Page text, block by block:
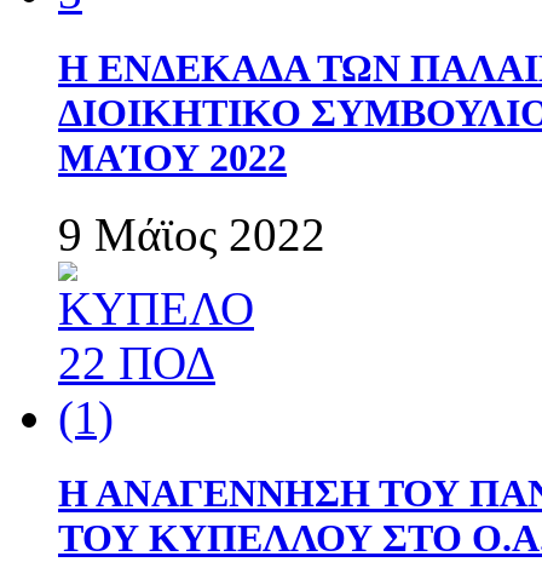
Η ΕΝΔΕΚΑΔΑ ΤΩΝ
ΔΙΟΙΚΗΤΙΚΟ
ΜΑΊΟΥ 2022
9 Μάϊος 2022
Η ΑΝΑΓΕΝΝΗΣΗ ΤΟΥ
ΤΟΥ ΚΥΠΕΛΛΟΥ ΣΤΟ